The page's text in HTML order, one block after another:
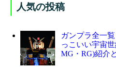
人気の投稿
ガンプラ全一
っこいい宇宙
MG・RG)紹介